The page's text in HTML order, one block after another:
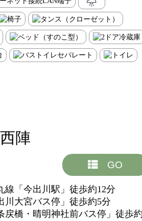
陣
GO
線「今出川駅」徒歩約12分
川大宮バス停」徒歩約5分
戻橋・晴明神社前バス停」徒歩